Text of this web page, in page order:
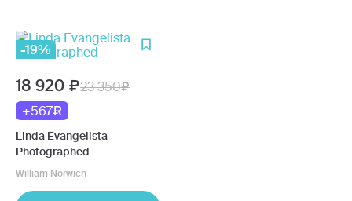
-19%
18 920
23 350
+567
Linda Evangelista
Photographed
William Norwich